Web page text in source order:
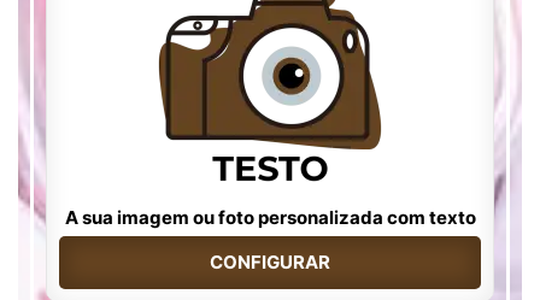
A sua imagem ou foto personalizada com texto
CONFIGURAR